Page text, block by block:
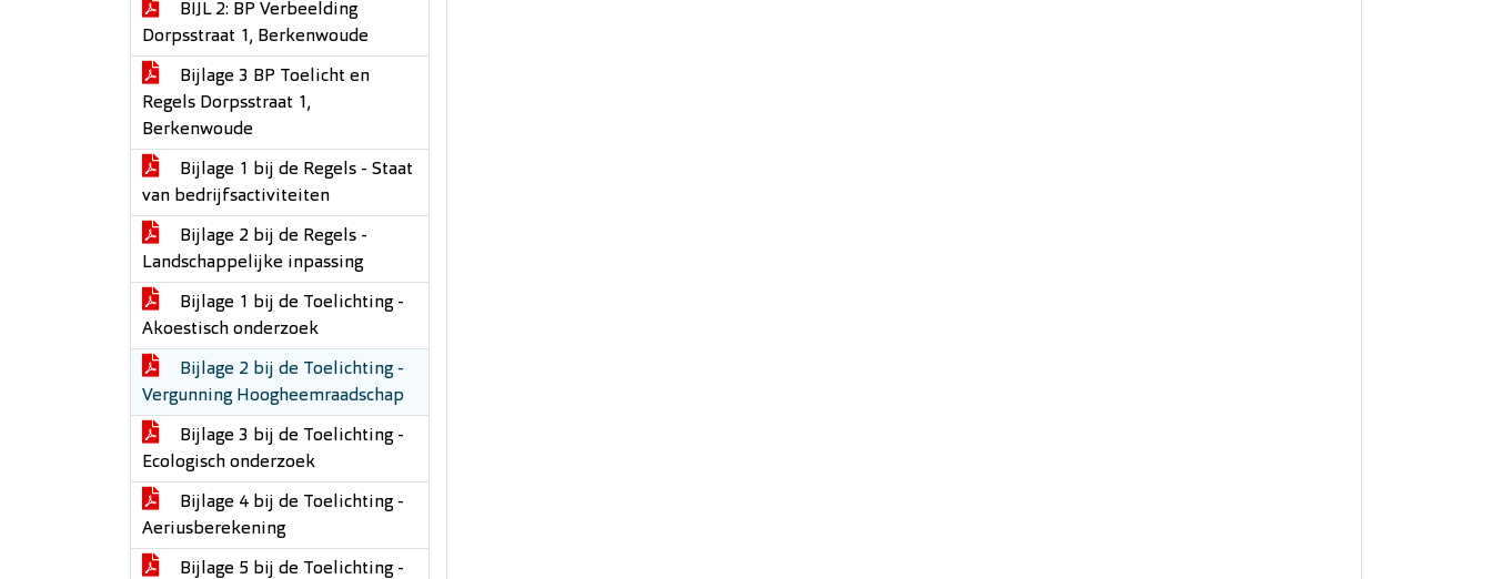
BIJL 2: BP Verbeelding
Dorpsstraat 1, Berkenwoude
Bijlage 3 BP Toelicht en
Regels Dorpsstraat 1,
Berkenwoude
Bijlage 1 bij de Regels - Staat
van bedrijfsactiviteiten
Bijlage 2 bij de Regels -
Landschappelijke inpassing
Bijlage 1 bij de Toelichting -
Akoestisch onderzoek
Bijlage 2 bij de Toelichting -
Vergunning Hoogheemraadschap
Bijlage 3 bij de Toelichting -
Ecologisch onderzoek
Bijlage 4 bij de Toelichting -
Aeriusberekening
Bijlage 5 bij de Toelichting -